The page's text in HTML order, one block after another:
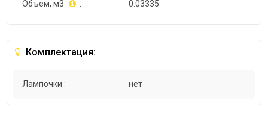
Объем, м3 : 0.03335
Комплектация:
Лампочки : нет